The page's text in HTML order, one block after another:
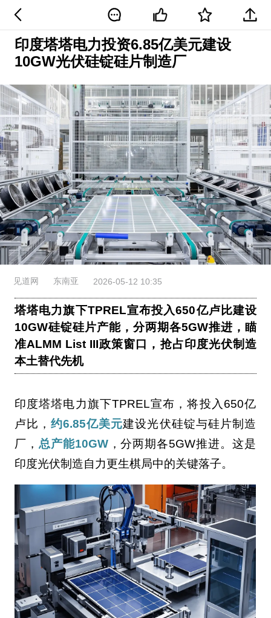
印度塔塔电力投资6.85亿美元建设
10GW光伏硅锭硅片制造厂
见道网 东南亚 2026-05-12 10:35
塔塔电力旗下TPREL宣布投入650亿卢比建设
10GW硅锭硅片产能，分两期各5GW推进，瞄
准ALMM List III政策窗口，抢占印度光伏制造
本土替代先机
印度塔塔电力旗下TPREL宣布，将投入650亿
卢比，约6.85亿美元建设光伏硅锭与硅片制造
厂， 总产能10GW，分两期各5GW推进。这是
印度光伏制造自力更生棋局中的关键落子。